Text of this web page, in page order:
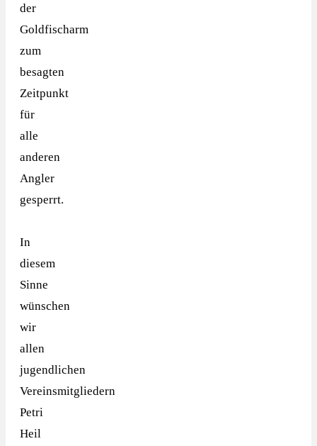
der
Goldfischarm
zum
besagten
Zeitpunkt
für
alle
anderen
Angler
gesperrt.
In
diesem
Sinne
wünschen
wir
allen
jugendlichen
Vereinsmitgliedern
Petri
Heil